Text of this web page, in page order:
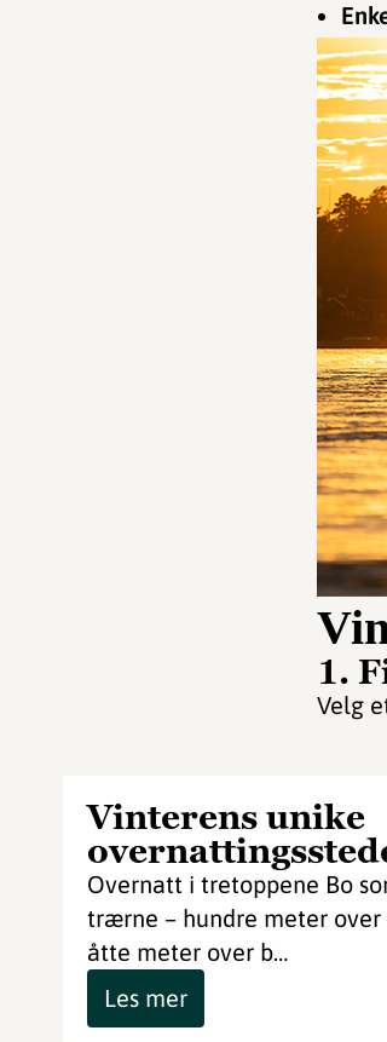
1.
Velg
Vinterens unike
Overnatt i tretoppene Bo
trærne – hundre meter over
åtte meter over b…
Les mer